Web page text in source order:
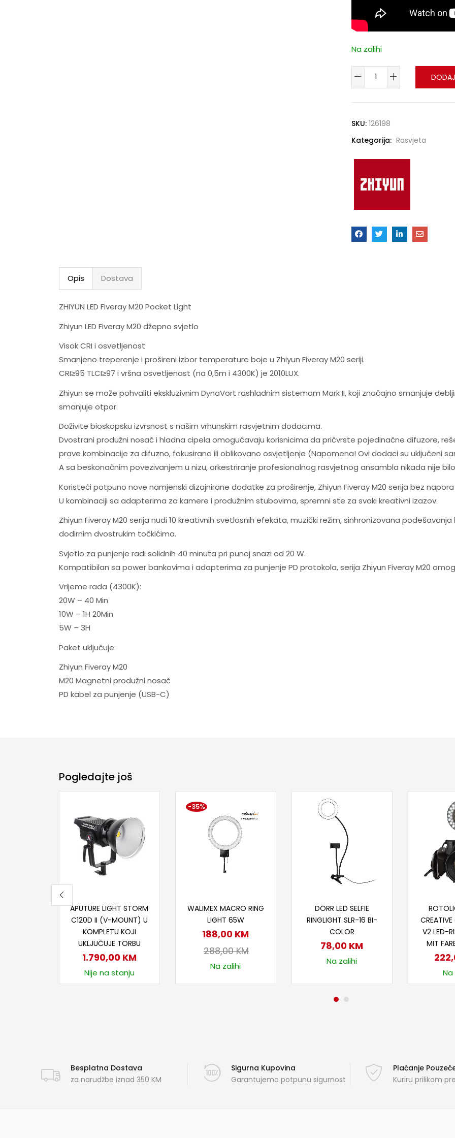
Na zalihi
SKU: 126198
Kategorija: Rasvjeta
Opis Dostava
ZHIYUN LED Fiveray M20 Pocket Light
Zhiyun LED Fiveray M20 džepno svjetlo
Visok CRI i osvetljenost
Smanjeno treperenje i prošireni izbor temperature boje u Zhiyun Fiveray M20 seriji.
CRI≥95 TLCI≥97 i vršna osvetljenost (na 0,5m i 4300K) je 2010LUX.
Zhiyun se može pohvaliti ekskluzivnim DynaVort rashladnim sistemom Mark II, koji značajno smanjuje
smanjuje otpor.
Doživite bioskopsku izvrsnost s našim vrhunskim rasvjetnim dodacima.
Dvostrani produžni nosač i hladna cipela omogućavaju korisnicima da pričvrste pojedinačne difuzore,
prave kombinacije za difuzno, fokusirano ili oblikovano osvjetljenje (Napomena! Ovi dodaci su uključeni
A sa beskonačnim povezivanjem u nizu, orkestriranje profesionalnog rasvjetnog ansambla nikada nije
Koristeći potpuno nove namjenski dizajnirane dodatke za proširenje, Zhiyun Fiveray M20 serija bez
U kombinaciji sa adapterima za kamere i produžnim stubovima, spremni ste za svaki kreativni izazov.
Zhiyun Fiveray M20 serija nudi 10 kreativnih svetlosnih efekata, muzički režim, sinhronizovana
dodirnim dvostrukim točkićima.
Svjetlo za punjenje radi solidnih 40 minuta pri punoj snazi od 20 W.
Kompatibilan sa power bankovima i adapterima za punjenje PD protokola, serija Zhiyun Fiveray M20
Vrijeme rada (4300K):
20W – 40 Min
10W – 1H 20Min
5W – 3H
Paket uključuje:
Zhiyun Fiveray M20
M20 Magnetni produžni nosač
PD kabel za punjenje (USB-C)
Pogledajte još
APUTURE LIGHT STORM
C120D II (V-MOUNT) U
KOMPLETU KOJI
UKLJUČUJE TORBU
1.790,00 KM
Nije na stanju
WALIMEX MACRO RING
LIGHT 65W
188,00 KM
288,00KM
-35%
Na zalihi
DÖRR LED SELFIE
RINGLIGHT SLR-16 BI-
COLOR
78,00 KM
Na zalihi
V2 LED-
MIT
Na
Besplatna Dostava
za narudžbe iznad 350 KM
Sigurna Kupovina
Garantujemo potpunu sigurnost
Plaćanje
Kuriru prilikom